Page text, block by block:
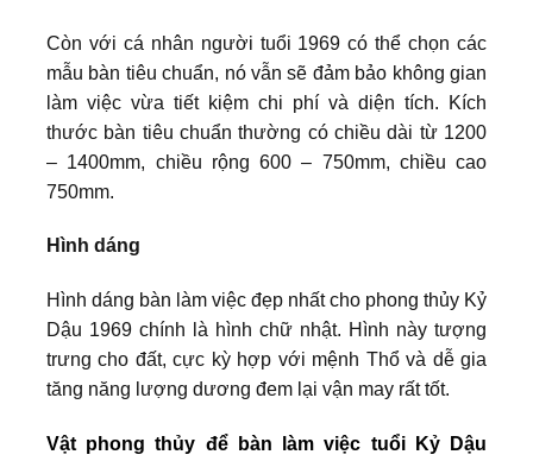
Còn với cá nhân người tuổi 1969 có thể chọn các
mẫu bàn tiêu chuẩn, nó vẫn sẽ đảm bảo không gian
làm việc vừa tiết kiệm chi phí và diện tích. Kích
thước bàn tiêu chuẩn thường có chiều dài từ 1200
– 1400mm, chiều rộng 600 – 750mm, chiều cao
750mm.
Hình dáng
Hình dáng bàn làm việc đẹp nhất cho phong thủy Kỷ
Dậu 1969 chính là hình chữ nhật. Hình này tượng
trưng cho đất, cực kỳ hợp với mệnh Thổ và dễ gia
tăng năng lượng dương đem lại vận may rất tốt.
Vật phong thủy để bàn làm việc tuổi Kỷ Dậu